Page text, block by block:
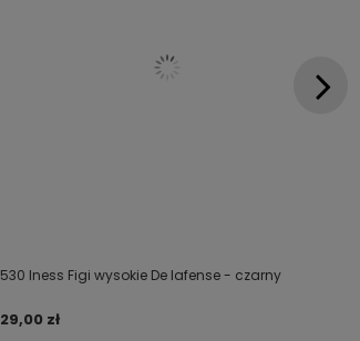
530 Iness Figi wysokie De lafense - czarny
29,00 zł